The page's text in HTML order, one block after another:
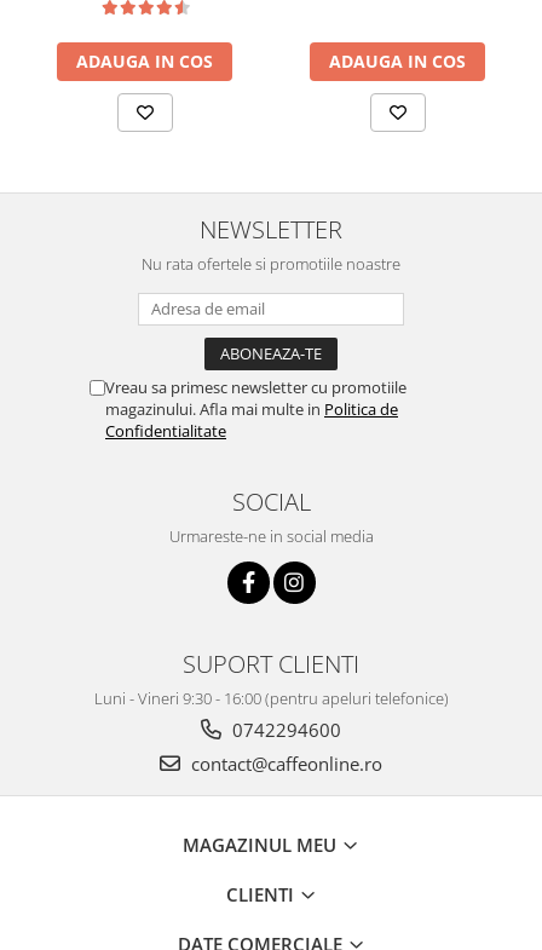
ADAUGA IN COS ADAUGA IN COS
NEWSLETTER
Nu rata ofertele si promotiile noastre
Vreau sa primesc newsletter cu promotiile
magazinului. Afla mai multe in Politica de
Confidentialitate
SOCIAL
Urmareste-ne in social media
SUPORT CLIENTI
Luni - Vineri 9:30 - 16:00 (pentru apeluri telefonice)
0742294600
contact@caffeonline.ro
MAGAZINUL MEU
CLIENTI
DATE COMERCIALE